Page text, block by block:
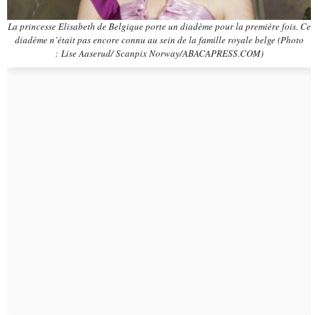
La princesse Elisabeth de Belgique porte un diadème pour la première fois. Ce
diadème n’était pas encore connu au sein de la famille royale belge (Photo
: Lise Aaserud/ Scanpix Norway/ABACAPRESS.COM)